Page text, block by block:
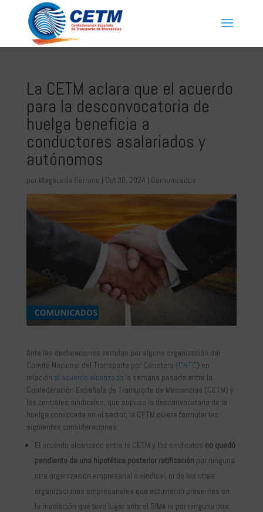
La CETM aclara que el acuerdo
para la desconvocatoria de
huelga beneficia a
conductores asalariados y
autónomos
por Magaceda Serrano | Oct 30, 2024 | Comunicados
Ante las declaraciones vertidas por alguna organización del
Comité Nacional del Transporte por Carretera (CNTC) en
relación al acuerdo alcanzado la semana pasada entre la
Confederación Española de Transporte de Mercancías (CETM) y
las centrales sindicales, que supuso la desconvocatoria de la
huelga convocada en el sector, la CETM quiere formular las
siguientes consideraciones:
El acuerdo alcanzado entre la CETM y los sindicatos no quedó
pendiente de una hipotética posterior ratificación por ninguna
otra organización empresarial o sindical, ni de las otras
organizaciones empresariales que estuvieron presentes en
la mediación que tuvo lugar ante el SIMA ni por ninguna otra.